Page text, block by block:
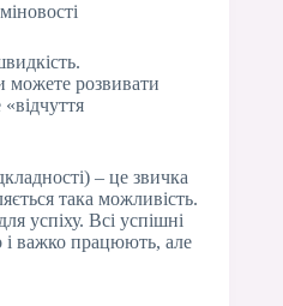
можете розвивати
– це звичка
така можливість.
успіху. Всі успішні
і важко працюють, але